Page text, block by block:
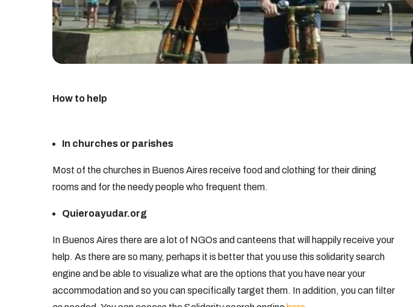
How to help
In churches or parishes
Most of the churches in Buenos Aires receive food and clothing for their dining
rooms and for the needy people who frequent them.
Quieroayudar.org
In Buenos Aires there are a lot of NGOs and canteens that will happily receive your
help. As there are so many, perhaps it is better that you use this solidarity search
engine and be able to visualize what are the options that you have near your
accommodation and so you can specifically target them. In addition, you can filter